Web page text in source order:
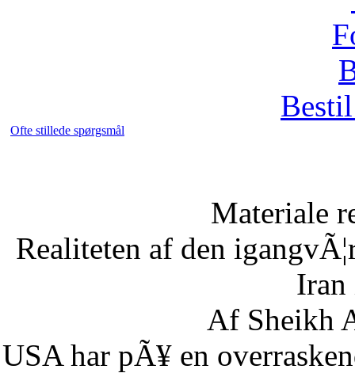
Ofte stillede spørgsmål
Materiale
Realiteten af den
Iran
Af Sheikh
USA har pÃ¥ en